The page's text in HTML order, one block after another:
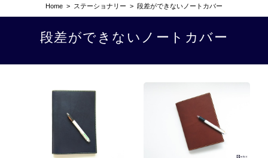
Home ステーショナリー 段差ができないノートカバー
段差ができないノートカバー